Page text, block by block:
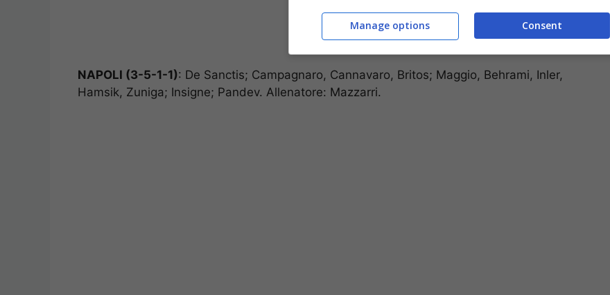
NAPOLI (3-5-1-1): De Sanctis; Campagnaro, Cannavaro, Britos; Maggio, Behrami, Inler,
Hamsik, Zuniga; Insigne; Pandev. Allenatore: Mazzarri.
Consent
Manage options